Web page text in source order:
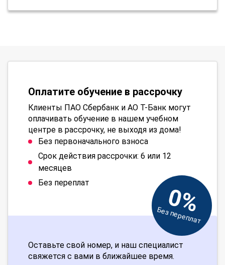
Оплатите обучение в рассрочку
Клиенты ПАО Сбербанк и АО Т-Банк могут
оплачивать обучение в нашем учебном
центре в рассрочку, не выходя из дома!
Без первоначального взноса
Срок действия рассрочки: 6 или 12
месяцев
Без переплат
0%
Без переплат
Оставьте свой номер, и наш специалист
свяжется с вами в ближайшее время.